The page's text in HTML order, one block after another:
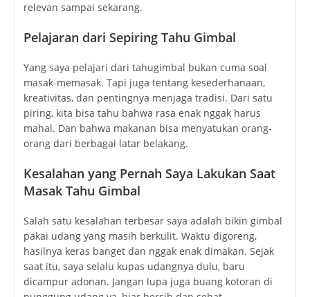
relevan sampai sekarang.
Pelajaran dari Sepiring Tahu Gimbal
Yang saya pelajari dari tahugimbal bukan cuma soal
masak-memasak. Tapi juga tentang kesederhanaan,
kreativitas, dan pentingnya menjaga tradisi. Dari satu
piring, kita bisa tahu bahwa rasa enak nggak harus
mahal. Dan bahwa makanan bisa menyatukan orang-
orang dari berbagai latar belakang.
Kesalahan yang Pernah Saya Lakukan Saat
Masak Tahu Gimbal
Salah satu kesalahan terbesar saya adalah bikin gimbal
pakai udang yang masih berkulit. Waktu digoreng,
hasilnya keras banget dan nggak enak dimakan. Sejak
saat itu, saya selalu kupas udangnya dulu, baru
dicampur adonan. Jangan lupa juga buang kotoran di